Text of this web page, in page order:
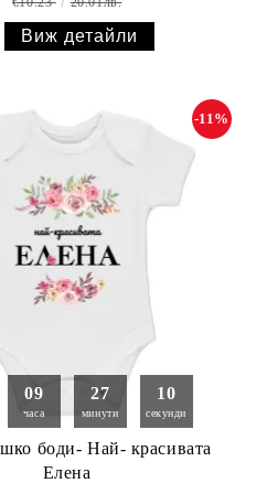
Виж детайли
09
часа
27
минути
09
секунди
боди- Най- красивата
Елена
-11%